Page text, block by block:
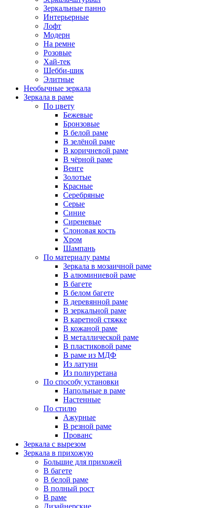
Зеркальные панно
Интерьерные
Лофт
Модерн
На ремне
Розовые
Хай-тек
Шебби-шик
Элитные
Необычные зеркала
Зеркала в раме
По цвету
Бежевые
Бронзовые
В белой раме
В зелёной раме
В коричневой раме
В чёрной раме
Венге
Золотые
Красные
Серебряные
Серые
Синие
Сиреневые
Слоновая кость
Хром
Шампань
По материалу рамы
Зеркала в мозаичной раме
В алюминиевой раме
В багете
В белом багете
В деревянной раме
В зеркальной раме
В каретной стяжке
В кожаной раме
В металлической раме
В пластиковой раме
В раме из МДФ
Из латуни
Из полиуретана
По способу установки
Напольные в раме
Настенные
По стилю
Ажурные
В резной раме
Прованс
Зеркала с вырезом
Зеркала в прихожую
Большие для прихожей
В багете
В белой раме
В полный рост
В раме
Дизайнерские